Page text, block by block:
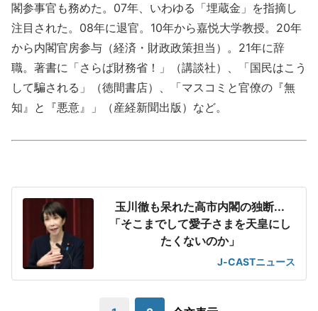
閣参事官も務めた。07年、いわゆる「埋蔵金」を指摘し
注目された。08年に退官。10年から嘉悦大学教授。20年
から内閣官房参与（経済・財政政策担当）。21年に辞
職。著書に「さらば財務省！」（講談社）、「国民はこう
して騙される」（徳間書店）、「マスコミと官僚の『無
知』と『悪意』」（産経新聞出版）など。
玉川徹も呆れた高市内閣の独断...
「そこまでして愛子さまを天皇にし
たくないのか」
J-CASTニュース